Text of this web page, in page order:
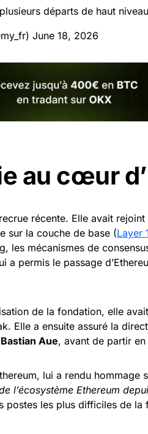
départs de haut
June 18, 2026
au cœur
récente. Elle avait
sur la couche de base (Layer
les mécanismes de
a permis le passage
de la fondation, elle
Elle a ensuite assuré la
Bastian Aue, avant de partir
lui a rendu hommage
l’écosystème Ethereum
postes les plus difficiles de